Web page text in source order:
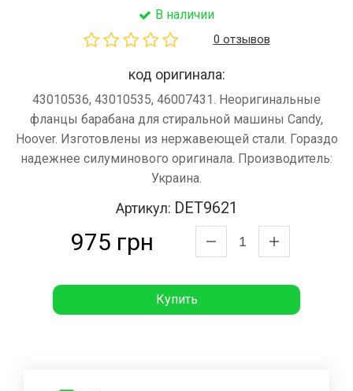
В наличии
0 отзывов
код оригинала:
43010536, 43010535, 46007431. Неоригинальные
фланцы барабана для стиральной машины Candy,
Hoover. Изготовлены из нержавеющей стали. Гораздо
надежнее силуминового оригинала. Производитель:
Украина.
Артикул: DET9621
975 грн
Купить